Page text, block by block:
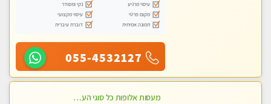
עיסוי מרגיע
נקי ומסודר
מקום פרטי
עיסוי מקצועי
תמונה אמיתית
דוברת עיברית
055-4532127
מעסות אלופות כל סוגי העיסויים מקצועיות ואיכותיות פרטי!!